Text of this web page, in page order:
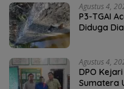
Agustus 4,
P3-TGAI
Diduga
Agustus 4,
DPO
Sumatera